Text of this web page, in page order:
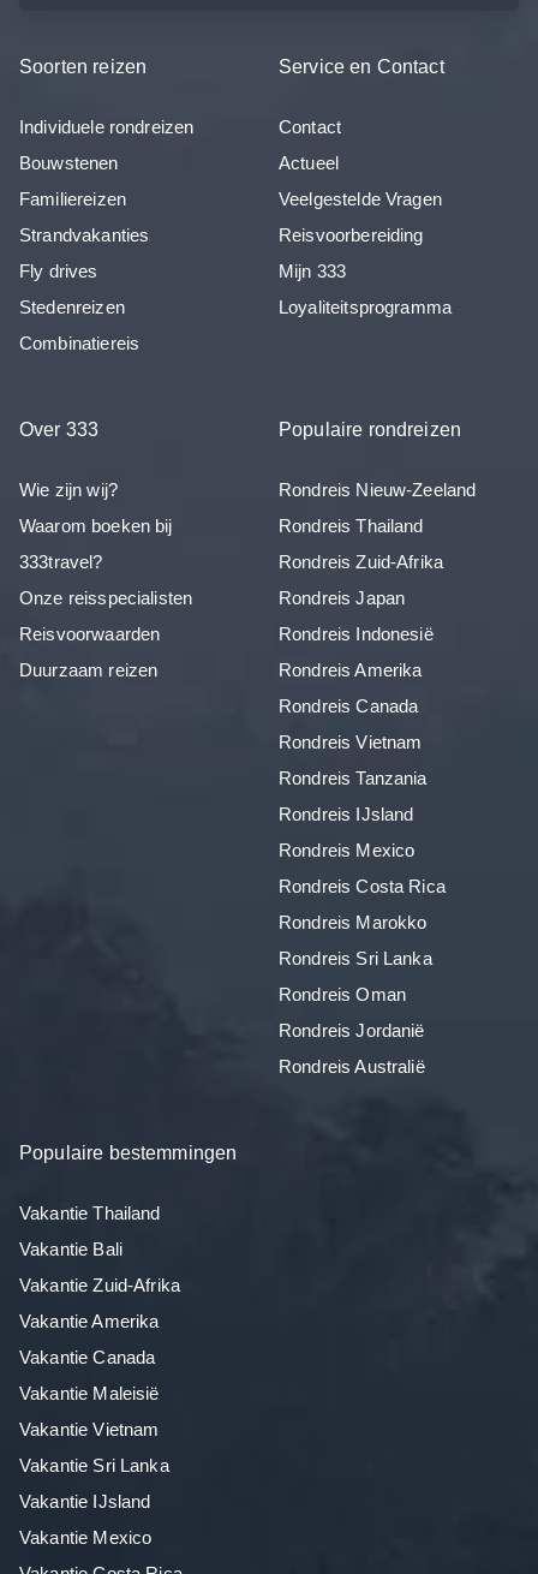
Soorten reizen
Individuele rondreizen
Bouwstenen
Familiereizen
Strandvakanties
Fly drives
Stedenreizen
Combinatiereis
Service en Contact
Contact
Actueel
Veelgestelde Vragen
Reisvoorbereiding
Mijn 333
Loyaliteitsprogramma
Over 333
Wie zijn wij?
Waarom boeken bij
333travel?
Onze reisspecialisten
Reisvoorwaarden
Duurzaam reizen
Populaire rondreizen
Rondreis Nieuw-Zeeland
Rondreis Thailand
Rondreis Zuid-Afrika
Rondreis Japan
Rondreis Indonesië
Rondreis Amerika
Rondreis Canada
Rondreis Vietnam
Rondreis Tanzania
Rondreis IJsland
Rondreis Mexico
Rondreis Costa Rica
Rondreis Marokko
Rondreis Sri Lanka
Rondreis Oman
Rondreis Jordanië
Rondreis Australië
Populaire bestemmingen
Vakantie Thailand
Vakantie Bali
Vakantie Zuid-Afrika
Vakantie Amerika
Vakantie Canada
Vakantie Maleisië
Vakantie Vietnam
Vakantie Sri Lanka
Vakantie IJsland
Vakantie Mexico